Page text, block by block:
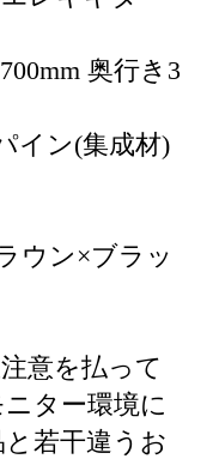
奥行き3
イン(集成材)
ウン×ブラッ
意を払って
ター環境に
若干違うお